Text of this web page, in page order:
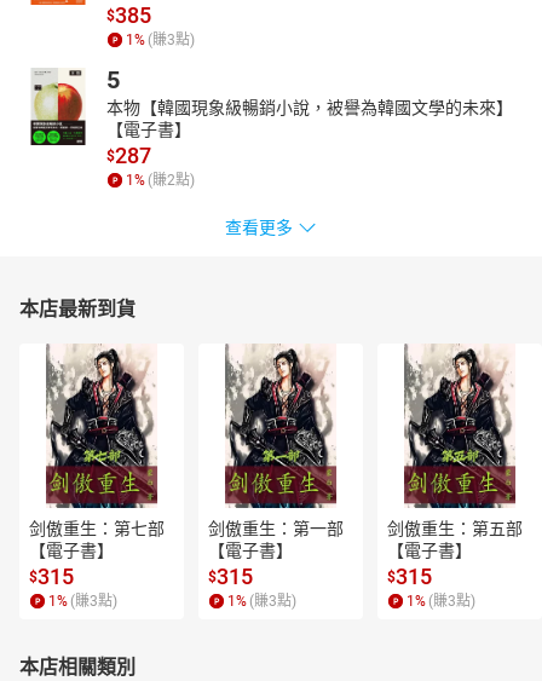
$385
1% (賺3點)
5
本物【韓國現象級暢銷小說，被譽為韓國文學的未來】
【電子書】
$287
1% (賺2點)
查看更多
本店最新到貨
剑傲重生：第七部
【電子書】
$315
1 % (賺3點)
剑傲重生：第一部
【電子書】
$315
1 % (賺3點)
剑傲重生：第五部
【電子書】
$315
1 % (賺3點)
本店相關類別